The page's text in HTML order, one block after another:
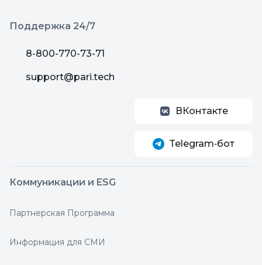
Поддержка 24/7
8-800-770-73-71
support@pari.tech
ВКонтакте
Telegram‑бот
Коммуникации и ESG
Партнерская Программа
Информация для СМИ